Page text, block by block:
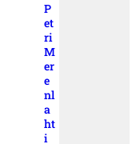
P
et
ri
M
er
e
nl
a
ht
i